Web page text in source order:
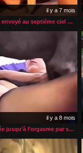
il y a 7 mois
Madame se fait envoyé au septième ciel par son chien
il y a 8 mois
Léchée et baisée jusqu’à l’orgasme par son chien